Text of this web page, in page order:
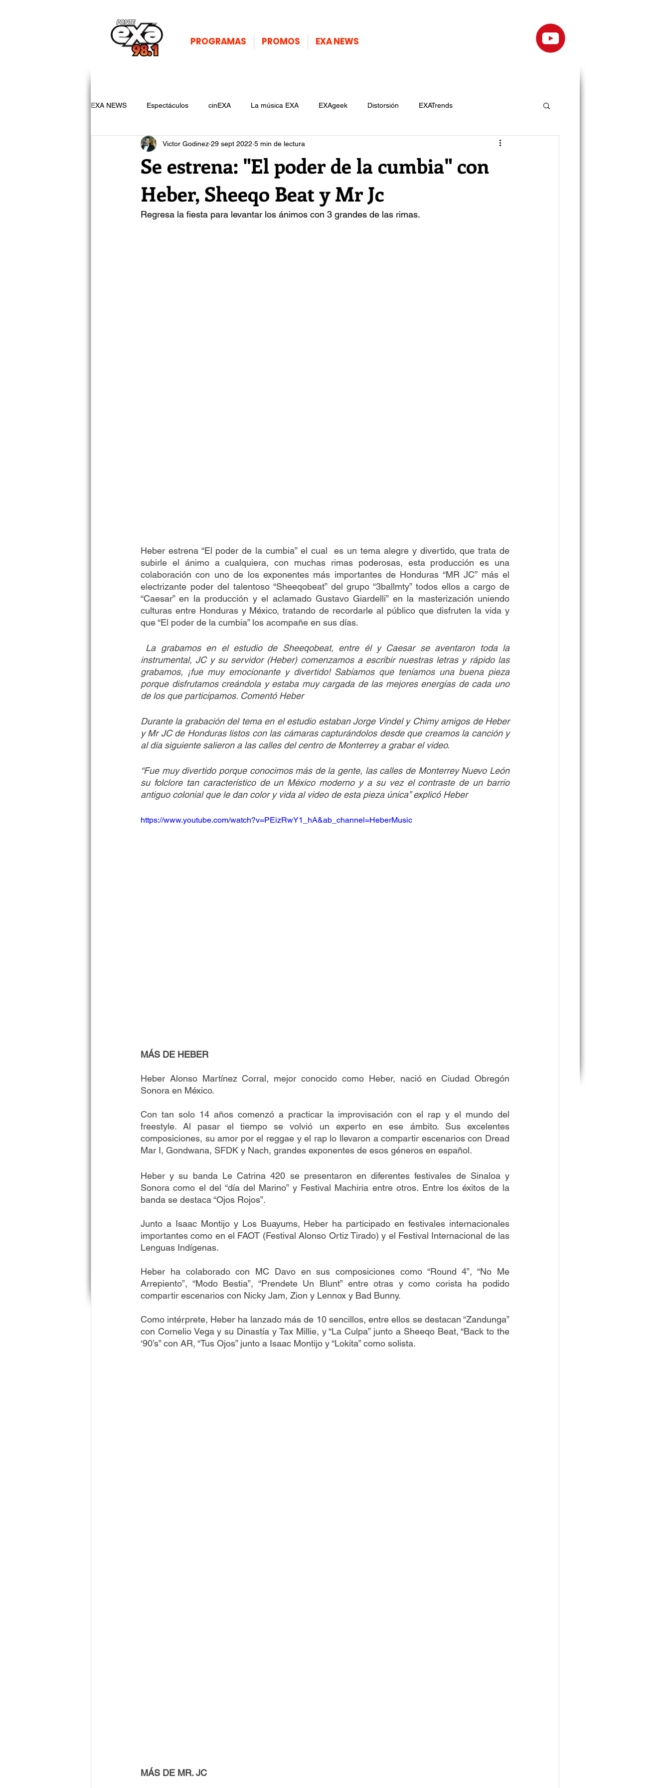
PROGRAMAS PROMOS EXA NEWS
EXA NEWS Espectáculos cinEXA La música EXA EXAgeek Distorsión EXATrends
Se estrena: "El poder de la cumbia" con
Heber, Sheeqo Beat y Mr Jc
Victor Godinez 29 sept 2022 5 min de lectura
Regresa la fiesta para levantar los ánimos con 3 grandes de las rimas.
Heber estrena “El poder de la cumbia” el cual  es un tema alegre y divertido, que trata de
subirle el ánimo a cualquiera, con muchas rimas poderosas, esta producción es una
colaboración con uno de los exponentes más importantes de Honduras “MR JC” más el
electrizante poder del talentoso “Sheeqobeat” del grupo “3ballmty” todos ellos a cargo de
“Caesar” en la producción y el aclamado Gustavo Giardelli” en la masterización uniendo
culturas entre Honduras y México, tratando de recordarle al público que disfruten la vida y
que “El poder de la cumbia” los acompañe en sus días.
instrumental, JC y su servidor (Heber) comenzamos a escribir nuestras letras y rápido las
grabamos, ¡fue muy emocionante y divertido! Sabíamos que teníamos una buena pieza
porque disfrutamos creándola y estaba muy cargada de las mejores energías de cada uno
de los que participamos. Comentó Heber
Durante la grabación del tema en el estudio estaban Jorge Vindel y Chimy amigos de Heber
y Mr JC de Honduras listos con las cámaras capturándolos desde que creamos la canción y
al día siguiente salieron a las calles del centro de Monterrey a grabar el video.
“Fue muy divertido porque conocimos más de la gente, las calles de Monterrey Nuevo León
su folclore tan característico de un México moderno y a su vez el contraste de un barrio
antiguo colonial que le dan color y vida al video de esta pieza única” explicó Heber
https://www.youtube.com/watch?v=PEizRwY1_hA&ab_channel=HeberMusic
MÁS DE HEBER
Heber Alonso Martínez Corral, mejor conocido como Heber, nació en Ciudad Obregón
Sonora en México.
Con tan solo 14 años comenzó a practicar la improvisación con el rap y el mundo del
freestyle. Al pasar el tiempo se volvió un experto en ese ámbito. Sus excelentes
composiciones, su amor por el reggae y el rap lo llevaron a compartir escenarios con Dread
Mar I, Gondwana, SFDK y Nach, grandes exponentes de esos géneros en español.
Heber y su banda Le Catrina 420 se presentaron en diferentes festivales de Sinaloa y
Sonora como el del “día del Marino” y Festival Machiria entre otros. Entre los éxitos de la
banda se destaca “Ojos Rojos”.
Junto a Isaac Montijo y Los Buayums, Heber ha participado en festivales internacionales
importantes como en el FAOT (Festival Alonso Ortiz Tirado) y el Festival Internacional de las
Lenguas Indígenas.
Heber ha colaborado con MC Davo en sus composiciones como “Round 4”, “No Me
Arrepiento”, “Modo Bestia”, “Prendete Un Blunt” entre otras y como corista ha podido
compartir escenarios con Nicky Jam, Zion y Lennox y Bad Bunny.
Como intérprete, Heber ha lanzado más de 10 sencillos, entre ellos se destacan “Zandunga”
con Cornelio Vega y su Dinastía y Tax Millie, y “La Culpa” junto a Sheeqo Beat, “Back to the
‘90’s” con AR, “Tus Ojos” junto a Isaac Montijo y “Lokita” como solista.
MÁS DE MR. JC